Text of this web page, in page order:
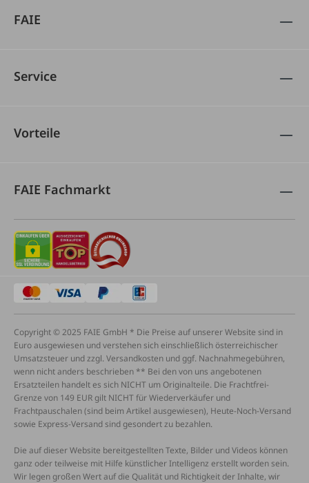
FAIE
Service
Vorteile
FAIE Fachmarkt
Copyright © 2025 FAIE GmbH * Die Preise auf unserer Website sind in
Euro ausgewiesen und verstehen sich einschließlich österreichischer
Umsatzsteuer und zzgl. Versandkosten und ggf. Nachnahmegebühren,
wenn nicht anders beschrieben ** Bei den von uns angebotenen
Ersatzteilen handelt es sich NICHT um Originalteile. Die Frachtfrei-
Grenze von 149 EUR gilt NICHT für Wiederverkäufer und
Frachtpauschalen (sind beim Artikel ausgewiesen), Heute-Noch-Versand
sowie Express-Versand sind gesondert zu bezahlen.
Die auf dieser Website bereitgestellten Texte, Bilder und Videos können
ganz oder teilweise mit Hilfe künstlicher Intelligenz erstellt worden sein.
Wir legen großen Wert auf die Qualität und Richtigkeit der Inhalte, wir